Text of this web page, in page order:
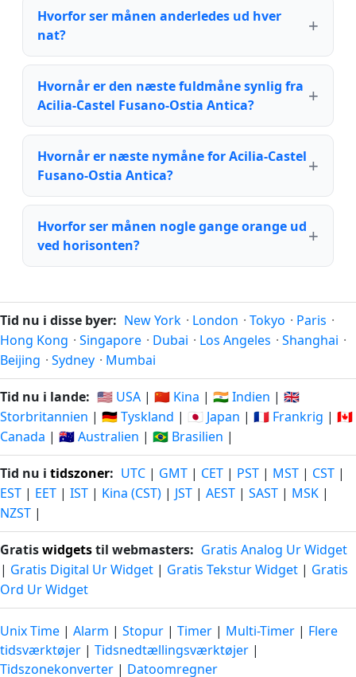
Hvorfor ser månen anderledes ud hver
nat?
Hvornår er den næste fuldmåne synlig fra
Acilia-Castel Fusano-Ostia Antica?
Hvornår er næste nymåne for Acilia-Castel
Fusano-Ostia Antica?
Hvorfor ser månen nogle gange orange ud
ved horisonten?
Tid nu i disse byer: New York · London · Tokyo · Paris ·
Hong Kong · Singapore · Dubai · Los Angeles · Shanghai ·
Beijing · Sydney · Mumbai
Tid nu i lande: 🇺🇸 USA | 🇨🇳 Kina | 🇮🇳 Indien | 🇬🇧
Storbritannien | 🇩🇪 Tyskland | 🇯🇵 Japan | 🇫🇷 Frankrig | 🇨🇦
Canada | 🇦🇺 Australien | 🇧🇷 Brasilien |
Tid nu i tidszoner: UTC | GMT | CET | PST | MST | CST |
EST | EET | IST | Kina (CST) | JST | AEST | SAST | MSK |
NZST |
Gratiswidgetstil webmasters: Gratis Analog Ur Widget
| Gratis Digital Ur Widget | Gratis Tekstur Widget | Gratis
Ord Ur Widget
Unix Time | Alarm | Stopur | Timer | Multi-Timer | Flere
tidsværktøjer | Tidsnedtællingsværktøjer |
Tidszonekonverter | Datoomregner